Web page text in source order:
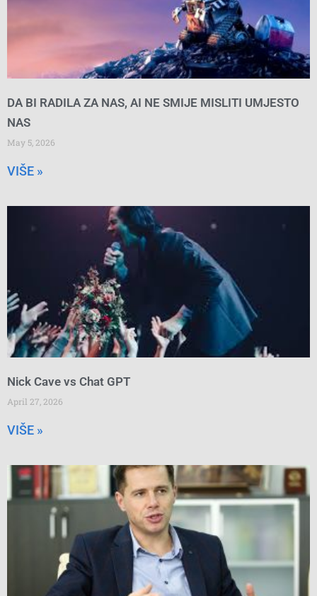
DA BI RADILA ZA NAS, AI NE SMIJE MISLITI UMJESTO
NAS
May 5, 2026
VIŠE »
Nick Cave vs Chat GPT
April 27, 2026
VIŠE »